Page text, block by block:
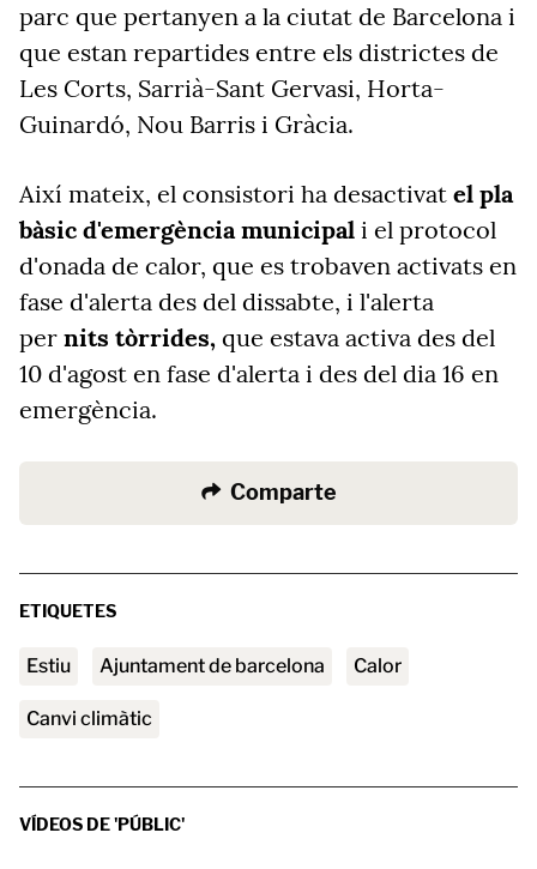
parc que pertanyen a la ciutat de Barcelona i
que estan repartides entre els districtes de
Les Corts, Sarrià-Sant Gervasi, Horta-
Guinardó, Nou Barris i Gràcia.
Així mateix, el consistori ha desactivat el pla
bàsic d'emergència municipal i el protocol
d'onada de calor, que es trobaven activats en
fase d'alerta des del dissabte, i l'alerta
per nits tòrrides, que estava activa des del
10 d'agost en fase d'alerta i des del dia 16 en
emergència.
Comparte
ETIQUETES
estiu ajuntament de barcelona calor
canvi climàtic
VÍDEOS DE 'PÚBLIC'